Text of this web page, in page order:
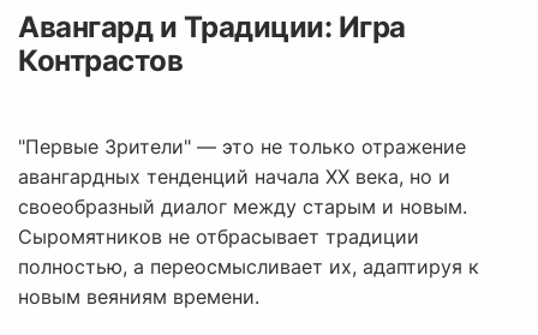
Авангард и Традиции: Игра
Контрастов
"Первые Зрители" — это не только отражение
авангардных тенденций начала XX века, но и
своеобразный диалог между старым и новым.
Сыромятников не отбрасывает традиции
полностью, а переосмысливает их, адаптируя к
новым веяниям времени.